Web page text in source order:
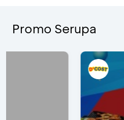
Promo Serupa